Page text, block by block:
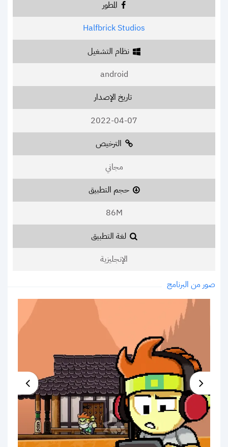
المطور
Halfbrick Studios
نظام التشغيل
android
تاريخ الإصدار
2022-04-07
الترخيص
مجاني
حجم التطبيق
86M
لغة التطبيق
الإنجليزية
صور من البرنامج